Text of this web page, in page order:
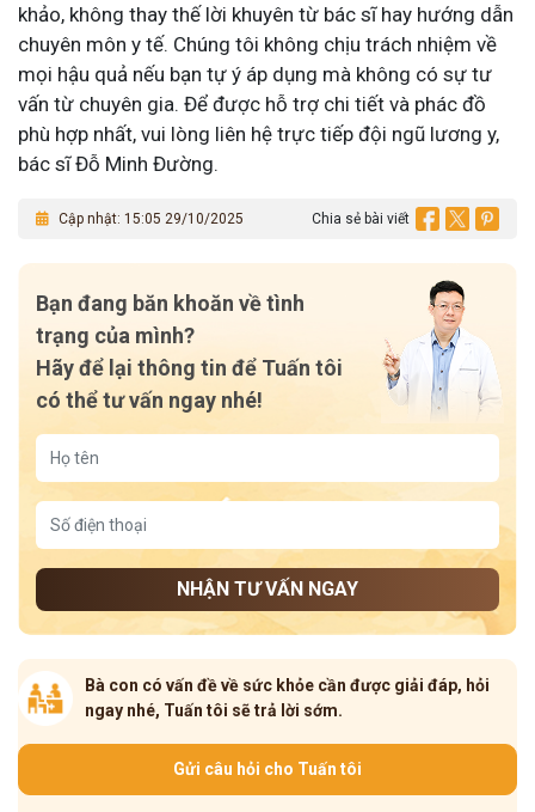
khảo, không thay thế lời khuyên từ bác sĩ hay hướng dẫn
chuyên môn y tế. Chúng tôi không chịu trách nhiệm về
mọi hậu quả nếu bạn tự ý áp dụng mà không có sự tư
vấn từ chuyên gia. Để được hỗ trợ chi tiết và phác đồ
phù hợp nhất, vui lòng liên hệ trực tiếp đội ngũ lương y,
bác sĩ Đỗ Minh Đường.
Cập nhật: 15:05 29/10/2025 Chia sẻ bài viết
Bạn đang băn khoăn về tình
trạng của mình?
Hãy để lại thông tin để Tuấn tôi
có thể tư vấn ngay nhé!
NHẬN TƯ VẤN NGAY
Bà con có vấn đề về sức khỏe cần được giải đáp, hỏi
ngay nhé, Tuấn tôi sẽ trả lời sớm.
Gửi câu hỏi cho Tuấn tôi